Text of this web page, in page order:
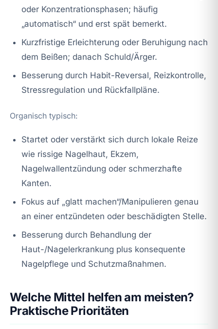
oder Konzentrationsphasen; häufig
„automatisch“ und erst spät bemerkt.
Kurzfristige Erleichterung oder Beruhigung nach
dem Beißen; danach Schuld/Ärger.
Besserung durch Habit-Reversal, Reizkontrolle,
Stressregulation und Rückfallpläne.
Organisch typisch:
Startet oder verstärkt sich durch lokale Reize
wie rissige Nagelhaut, Ekzem,
Nagelwallentzündung oder schmerzhafte
Kanten.
Fokus auf „glatt machen“/Manipulieren genau
an einer entzündeten oder beschädigten Stelle.
Besserung durch Behandlung der
Haut-/Nagelerkrankung plus konsequente
Nagelpflege und Schutzmaßnahmen.
Welche Mittel helfen am meisten?
Praktische Prioritäten